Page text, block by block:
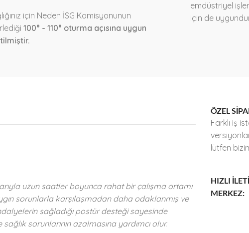
için Neden İSG Komisyonunun
100° - 110° oturma açısına uygun
emdüstriyel
için de
uzun saatler boyunca rahat bir çalışma ortamı
sorunlarla karşılaşmadan daha odaklanmış ve
sağladığı postür desteği sayesinde
sorunlarının azalmasına yardımcı olur.
ÖZEL
Farklı iş
lütfen
HIZLI
MERKEZ: